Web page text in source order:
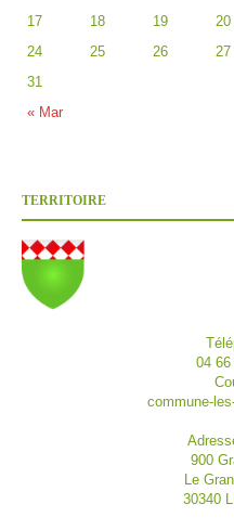
« Mar
17
18 19 20
24
25 26 27
31
TERRITOIRE
04
commune-
900
Le
30340